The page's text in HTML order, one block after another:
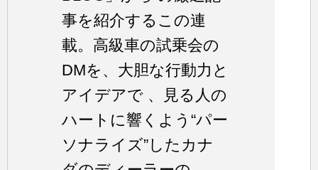
事を紹介するこの連
載。高級車の試乗会の
DMを、大胆な行動力と
アイデアで 、見る人の
ハートに響くよう“パー
ソナライズ”したカナ